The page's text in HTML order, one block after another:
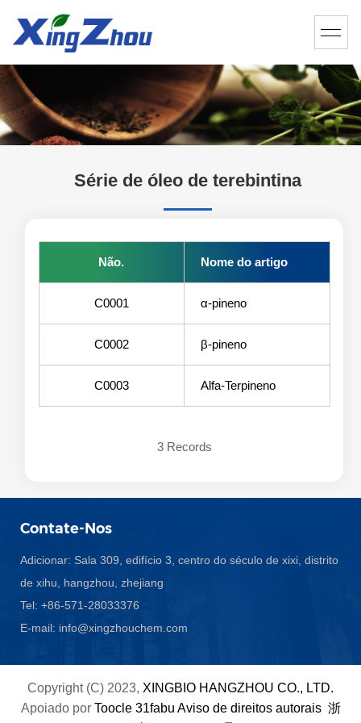
Série de óleo de terebintina
Não. Nome do artigo
C0001 α-pineno
C0002 β-pineno
C0003 Alfa-Terpineno
3 Records
Contate-Nos
Adicionar: Sala 309, edifício 3, centro do século de xixi, distrito
de xihu, hangzhou, zhejiang
Tel: +86-571-28033376
E-mail: info@xingzhouchem.com
Copyright (C) 2023, XINGBIO HANGZHOU CO., LTD.
Apoiado por Toocle 31fabu Aviso de direitos autorais 浙